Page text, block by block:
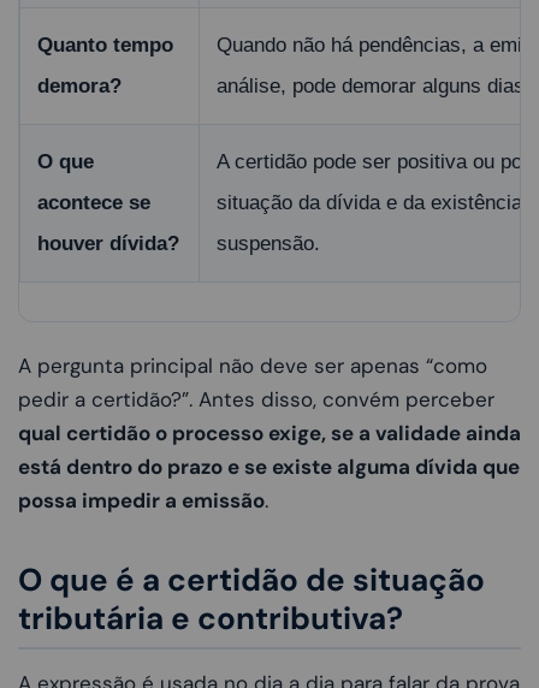
Quanto tempo
demora?
Quando não há pendências, a
análise, pode demorar alguns dias
O que
acontece se
houver dívida?
A certidão pode ser positiva ou
situação da dívida e da existência
suspensão.
A pergunta principal não deve ser apenas “como
pedir a certidão?”. Antes disso, convém perceber
qual certidão o processo exige, se a validade ainda
está dentro do prazo e se existe alguma dívida que
possa impedir a emissão.
O que é a certidão de situação
tributária e contributiva?